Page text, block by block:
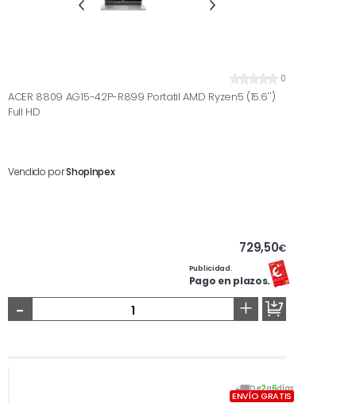
0
ACER 8809 AG15-42P-R899 Portatil AMD Ryzen5 (15.6'')
Full HD
Vendido porShopInpex
729,50€
Publicidad.
Pago en plazos.
- +
De2a6días
ENVÍO GRATIS